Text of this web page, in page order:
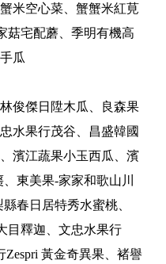
米空心菜、蟹蟹米紅莧
菇宅配蘑、季明有機高
瓜
俊傑日陞木瓜、良森果
水果行茂谷、昌盛韓國
濱江蔬果小玉西瓜、濱
東美果-家家和歌山川
春日居特秀水蜜桃、
目釋迦、文忠水果行
Zespri 黃金奇異果、褚譽